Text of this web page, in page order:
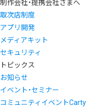
制作会社・提携会社さまへ
取次店制度
アプリ開発
メディアキット
セキュリティ
トピックス
お知らせ
イベント・セミナー
コミュニティイベントCarty